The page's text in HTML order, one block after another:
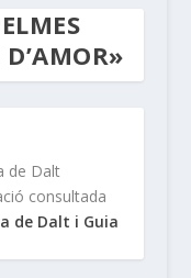
de Dalt
consultada
de Dalt i Guia